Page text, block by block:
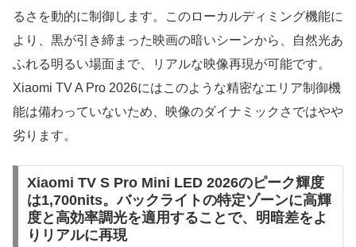
るさを動的に制御します。このローカルディミング機能に
より、黒が引き締まった映画の暗いシーンから、自然光あ
ふれる明るい場面まで、リアルな映像再現が可能です。
Xiaomi TV A Pro 2026にはこのような精密なエリア制御機
能は備わっていないため、映像のダイナミックさではやや
劣ります。
Xiaomi TV S Pro Mini LED 2026のピーク輝度
は1,700nits。バックライトの特定ゾーンに高輝
度と高効率調光を適用することで、明暗差をよ
りリアルに再現